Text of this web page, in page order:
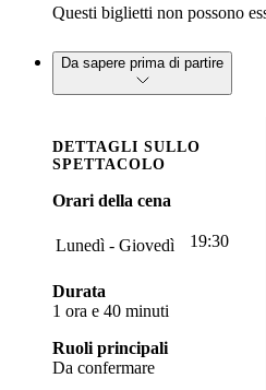
Questi biglietti non possono
Da sapere prima di partire
DETTAGLI SULLO
SPETTACOLO
Orari della cena
Lunedì - Giovedì 19:30
Durata
1 ora e 40 minuti
Ruoli principali
Da confermare